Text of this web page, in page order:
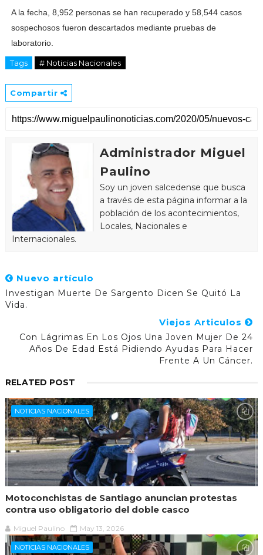
A la fecha, 8,952 personas se han recuperado y 58,544 casos
sospechosos fueron descartados mediante pruebas de
laboratorio.
Tags # Noticias Nacionales
Compartir
Administrador Miguel
Paulino
Soy un joven salcedense que busca
a través de esta página informar a la
población de los acontecimientos,
Locales, Nacionales e
Internacionales.
Nuevo artículo
Investigan Muerte De Sargento Dicen Se Quitó La
Vida.
Viejos Articulos
Con Lágrimas En Los Ojos Una Joven Mujer De 24
Años De Edad Está Pidiendo Ayudas Para Hacer
Frente A Un Cáncer.
RELATED POST
NOTICIAS NACIONALES
Motoconchistas de Santiago anuncian protestas
contra uso obligatorio del doble casco
Miguel Paulino May 13, 2026
NOTICIAS NACIONALES